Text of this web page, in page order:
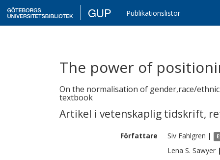
GUP Publikationslistor
The power of
On the normalisation of gender,race/
textbook
Artikel i vetenskaplig tidskrift,
Författare Siv Fahlgren |
Lena S. Sawyer